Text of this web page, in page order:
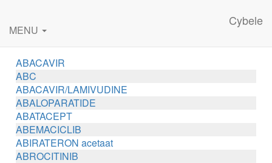
Cybele
MENU
ABACAVIR
ABC
ABACAVIR/LAMIVUDINE
ABALOPARATIDE
ABATACEPT
ABEMACICLIB
ABIRATERON acetaat
ABROCITINIB